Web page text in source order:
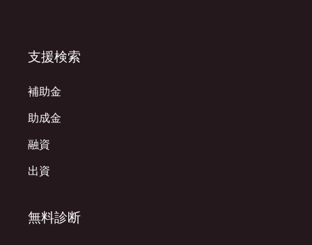
支援検索
補助金
助成金
融資
出資
無料診断